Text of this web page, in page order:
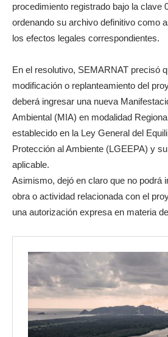
procedimiento registrado bajo la clave
ordenando su archivo definitivo como
los efectos legales correspondientes.
En el resolutivo, SEMARNAT precisó
modificación o replanteamiento del
deberá ingresar una nueva
Ambiental (MIA) en modalidad
establecido en la Ley General del
Protección al Ambiente (LGEEPA) y
aplicable.
Asimismo, dejó en claro que no podrá
obra o actividad relacionada con el
una autorización expresa en materia